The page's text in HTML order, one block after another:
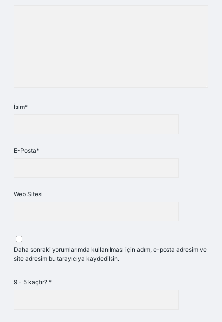
İsim*
E-Posta*
Web Sitesi
Daha sonraki yorumlarımda kullanılması için adım, e-posta adresim ve
site adresim bu tarayıcıya kaydedilsin.
9 - 5 kaçtır? *